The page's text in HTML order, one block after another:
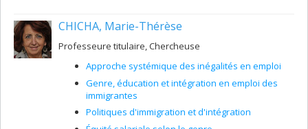
CHICHA, Marie-Thérèse
Professeure titulaire, Chercheuse
Approche systémique des inégalités en emploi
Genre, éducation et intégration en emploi des
immigrantes
Politiques d'immigration et d'intégration